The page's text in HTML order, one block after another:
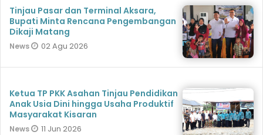
Tinjau Pasar dan Terminal Aksara,
Bupati Minta Rencana Pengembangan
Dikaji Matang
News 02 Agu 2026
Ketua TP PKK Asahan Tinjau Pendidikan
Anak Usia Dini hingga Usaha Produktif
Masyarakat Kisaran
News 11 Jun 2026